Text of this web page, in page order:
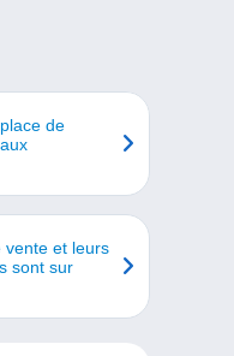
de
vente et leurs
sont sur